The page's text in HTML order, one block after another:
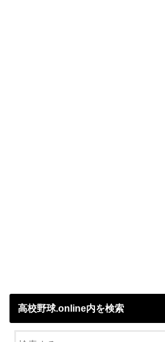
高校野球.online内を検索